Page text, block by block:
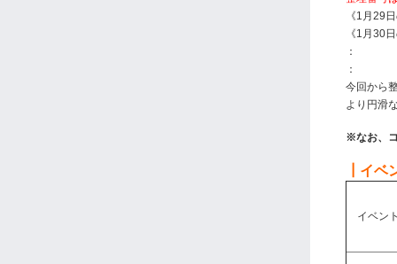
《1月29
《1月30
：
：
今回から
より円滑
※なお、
┃イベ
イベン